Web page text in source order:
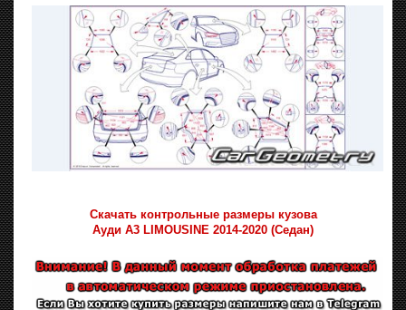
Скачать контрольные размеры кузова
Ауди A3 LIMOUSINE 2014-2020 (Седан)